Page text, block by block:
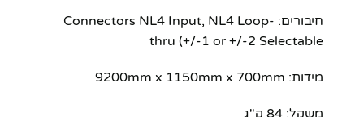
חיבורים: Connectors NL4 Input, NL4 Loop-
thru (+/-1 or +/-2 Selectable
מידות: 9200mm x 1150mm x 700mm